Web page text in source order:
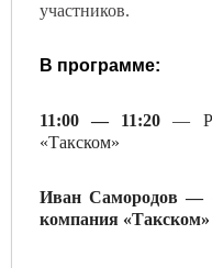
участников.
В программе:
11:00 — 11:20—
«Такском»
Иван Самородов —
компания «Такском»